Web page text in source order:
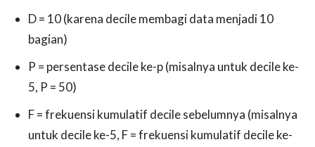
D = 10 (karena decile membagi data menjadi 10
bagian)
P = persentase decile ke-p (misalnya untuk decile ke-
5, P = 50)
F = frekuensi kumulatif decile sebelumnya (misalnya
untuk decile ke-5, F = frekuensi kumulatif decile ke-